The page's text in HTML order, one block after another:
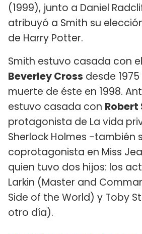
(1999), junto a Daniel
atribuyó a Smith su
de Harry Potter.
Smith estuvo casada con
Beverley Cross desde
muerte de éste en 1998.
estuvo casada con Robert
protagonista de La vida
Sherlock Holmes -también
coprotagonista en Miss
quien tuvo dos hijos: los
Larkin (Master and
Side of the World) y Toby
otro día).